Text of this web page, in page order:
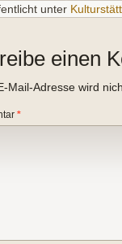
unter
einen
Mail-Adresse wird
*